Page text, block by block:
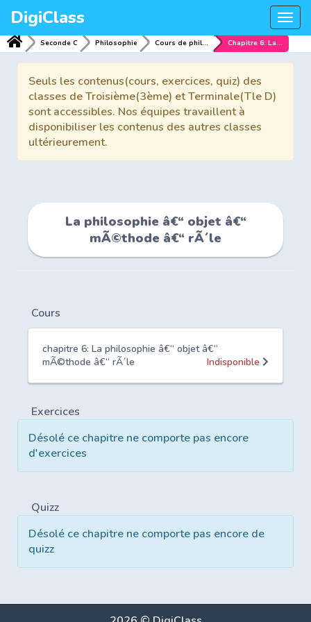
DigiClass
Seconde C Philosophie Cours de philosophie 2nd Chapitre 6: La philosophie â€“ objet â€“ mÃ©thode â€“ rÃ´le
Seuls les contenus(cours, exercices, quiz) des
classes de Troisième(3ème) et Terminale(Tle D)
sont accessibles. Nos équipes travaillent à
disponibiliser les contenus des autres classes
ultérieurement.
La philosophie â€“ objet â€“
mÃ©thode â€“ rÃ´le
Cours
chapitre 6: La philosophie â€“ objet â€“
mÃ©thode â€“ rÃ´le
Indisponible
Exercices
Désolé ce chapitre ne comporte pas encore
d'exercices
Quizz
Désolé ce chapitre ne comporte pas encore de
quizz